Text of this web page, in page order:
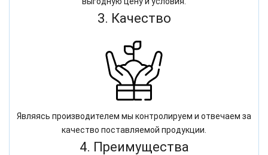
3. Качество
Являясь производителем мы контролируем и отвечаем за
качество поставляемой продукции.
4. Преимущества